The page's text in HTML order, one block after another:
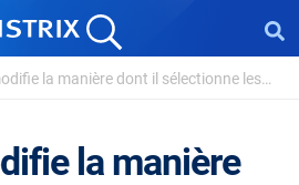
la manière dont il sélectionne les ...
la manière